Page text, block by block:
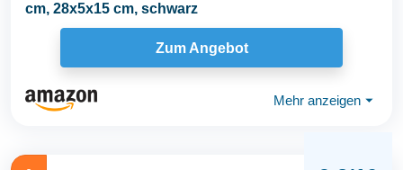
cm, 28x5x15 cm, schwarz
Zum Angebot
Mehr anzeigen ⏷